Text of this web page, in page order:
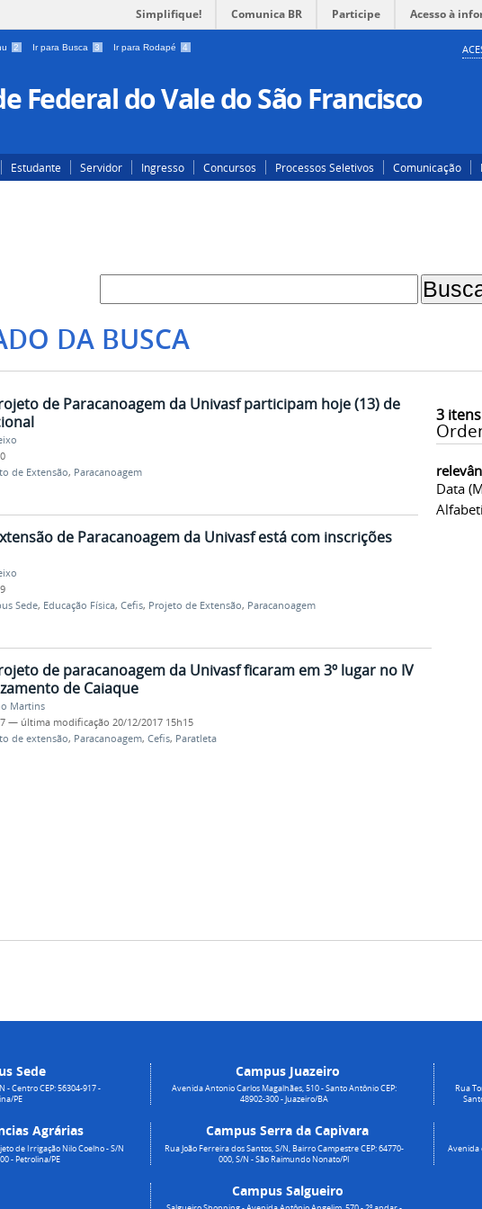
Simplifique! Comunica BR Participe Acesso à
2 Ir para Busca 3 Ir para Rodapé 4
Federal do Vale do São Francisco
Estudante Servidor Ingresso Concursos Processos Seletivos Comunicação
DA BUSCA
3itens
Data
de Paracanoagem da Univasf participam hoje (13) de
de Extensão, Paracanoagem
de Paracanoagem da Univasf está com inscrições
Sede, Educação Física, Cefis, Projeto de Extensão, Paracanoagem
de paracanoagem da Univasf ficaram em 3º lugar no IV
de Caiaque
Martins
— última modificação 20/12/2017 15h15
de extensão, Paracanoagem, Cefis, Paratleta
Sede
- Centro CEP: 56304-917 -
PE
Agrárias
de Irrigação Nilo Coelho - S/N
- Petrolina/PE
Campus Juazeiro
Avenida Antonio Carlos Magalhães, 510 - Santo Antônio CEP:
48902-300 - Juazeiro/BA
Campus Serra da Capivara
Rua João Ferreira dos Santos, S/N, Bairro Campestre CEP: 64770-
000, S/N - São Raimundo Nonato/PI
Campus Salgueiro
Rua
Avenida